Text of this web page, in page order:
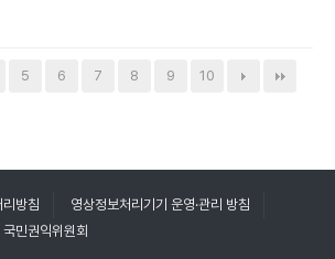
5 6 7 8 9 10
방침
영상정보처리기기 운영·관리 방침
국민권익위원회